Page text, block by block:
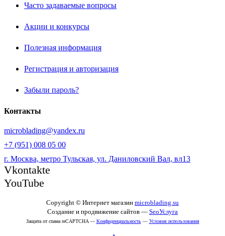
Часто задаваемые вопросы
Акции и конкурсы
Полезная информация
Регистрация и авторизация
Забыли пароль?
Контакты
microblading@yandex.ru
+7 (951) 008 05 00
г. Москва, метро Тульская, ул. Даниловский Вал, вл13
Vkontakte
YouTube
Copyright © Интернет магазин microblading.su
Создание и продвижение сайтов — SeoУслуга
Защита от спама reCAPTCHA — Конфиденциальность— Условия использования